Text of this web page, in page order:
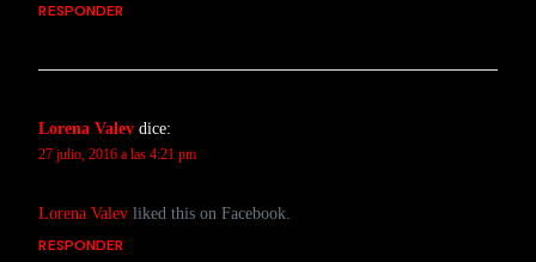
RESPONDER
Lorena Valev dice:
27 julio, 2016 a las 4:21 pm
Lorena Valev liked this on Facebook.
RESPONDER